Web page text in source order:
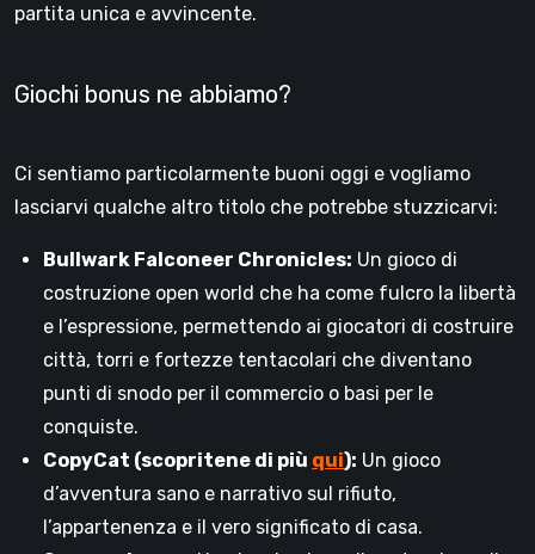
partita unica e avvincente.
Giochi bonus ne abbiamo?
Ci sentiamo particolarmente buoni oggi e vogliamo
lasciarvi qualche altro titolo che potrebbe stuzzicarvi:
Bullwark Falconeer Chronicles: Un gioco di
costruzione open world che ha come fulcro la libertà
e l’espressione, permettendo ai giocatori di costruire
città, torri e fortezze tentacolari che diventano
punti di snodo per il commercio o basi per le
conquiste.
CopyCat (scopritene di più qui): Un gioco
d’avventura sano e narrativo sul rifiuto,
l’appartenenza e il vero significato di casa.